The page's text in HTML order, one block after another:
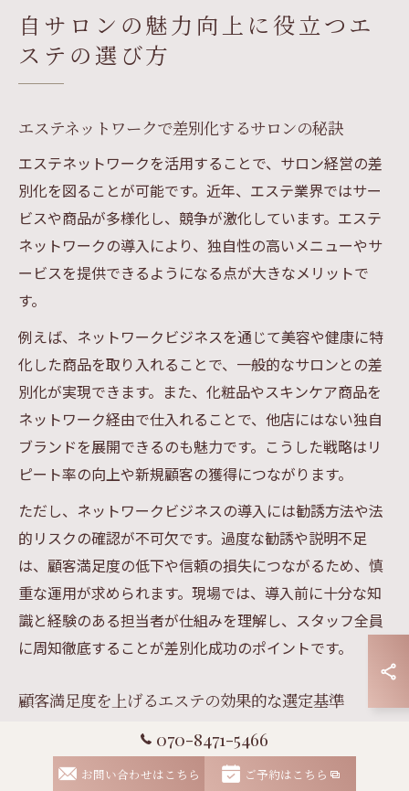
自サロンの魅力向上に役立つエ
ステの選び方
エステネットワークで差別化するサロンの秘訣
エステネットワークを活用することで、サロン経営の差
別化を図ることが可能です。近年、エステ業界ではサー
ビスや商品が多様化し、競争が激化しています。エステ
ネットワークの導入により、独自性の高いメニューやサ
ービスを提供できるようになる点が大きなメリットで
す。
例えば、ネットワークビジネスを通じて美容や健康に特
化した商品を取り入れることで、一般的なサロンとの差
別化が実現できます。また、化粧品やスキンケア商品を
ネットワーク経由で仕入れることで、他店にはない独自
ブランドを展開できるのも魅力です。こうした戦略はリ
ピート率の向上や新規顧客の獲得につながります。
ただし、ネットワークビジネスの導入には勧誘方法や法
的リスクの確認が不可欠です。過度な勧誘や説明不足
は、顧客満足度の低下や信頼の損失につながるため、慎
重な運用が求められます。現場では、導入前に十分な知
識と経験のある担当者が仕組みを理解し、スタッフ全員
に周知徹底することが差別化成功のポイントです。
顧客満足度を上げるエステの効果的な選定基準
サロン経営において顧客満足度を高めるためには、エス
テサービスや取り扱う商品の選定基準を明確にすること
070-8471-5466
お問い合わせはこちら ご予約はこちら